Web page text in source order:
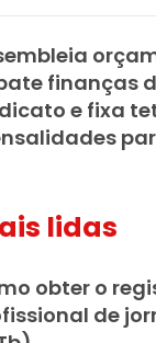
finanças
e fixa
lidas
obter o
de